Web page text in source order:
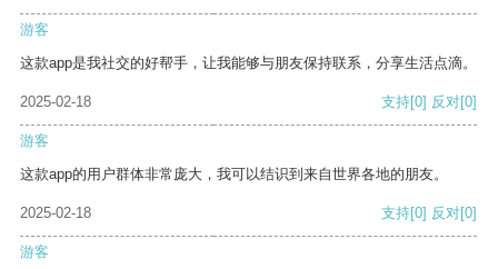
游客
这款app是我社交的好帮手，让我能够与朋友保持联系，分享生活点滴。
2025-02-18 支持[0] 反对[0]
游客
这款app的用户群体非常庞大，我可以结识到来自世界各地的朋友。
2025-02-18 支持[0] 反对[0]
游客